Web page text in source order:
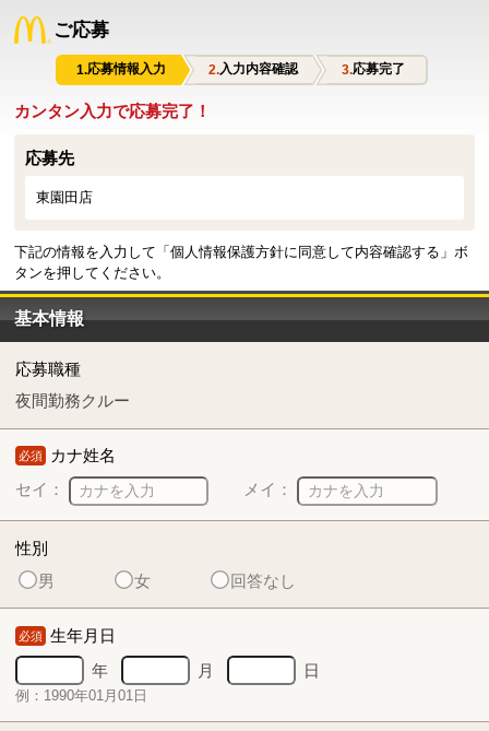
ご応募
応募情報入力 入力内容確認 応募完了
カンタン入力で応募完了！
応募先
東園田店
下記の情報を入力して「個人情報保護方針に同意して内容確認する」ボ
タンを押してください。
基本情報
応募職種
夜間勤務クルー
必須 カナ姓名
セイ：
メイ：
性別
男
女 回答なし
必須 生年月日
年
月 日
例：1990年01月01日